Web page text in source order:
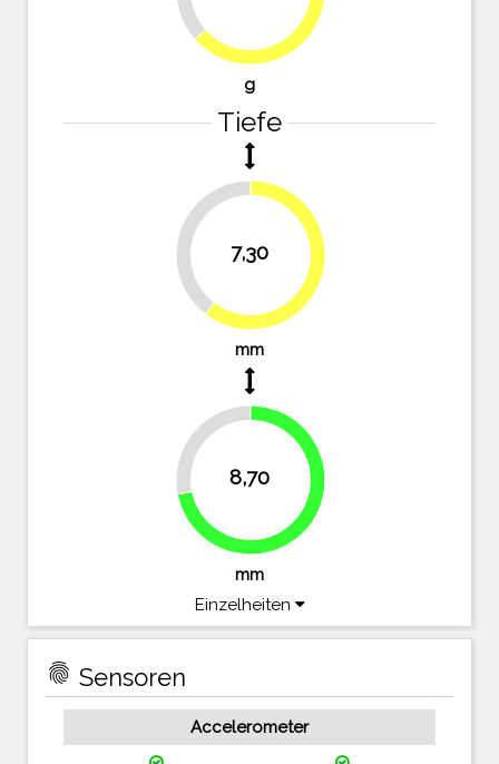
63.5%
g
Tiefe
7,30
39.7%
60.3%
mm
8,70
28.1%
71.9%
mm
Einzelheiten
fingerprint Sensoren
Accelerometer